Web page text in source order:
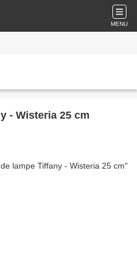
MENU
- Wisteria 25 cm